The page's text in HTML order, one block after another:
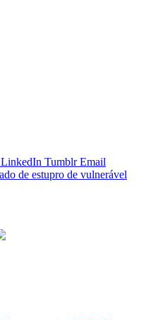
LinkedIn Tumblr Email
de estupro de vulnerável